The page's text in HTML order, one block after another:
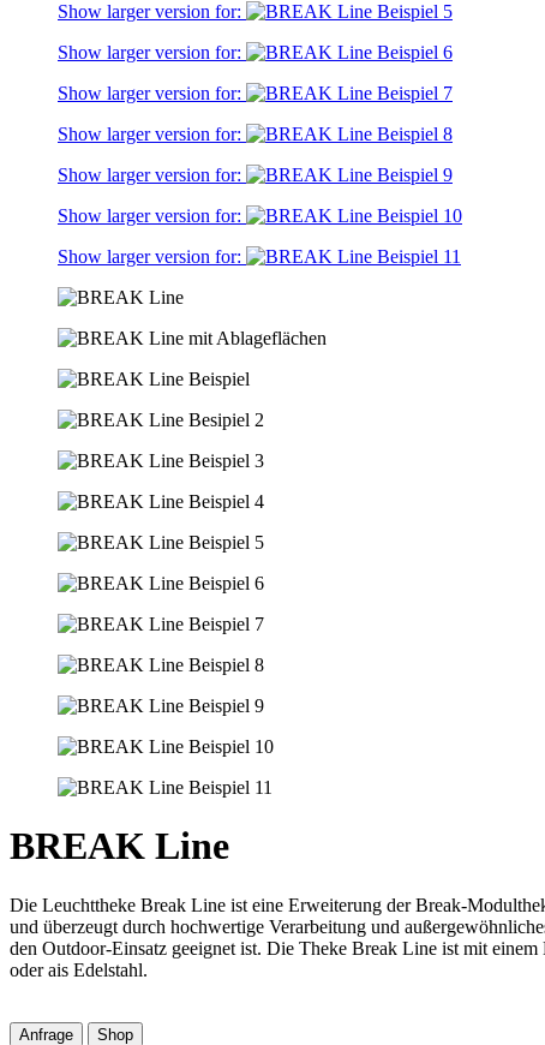
Show larger version for:
Show larger version for:
Show larger version for:
Show larger version for:
Show larger version for:
Show larger version for:
Show larger version for:
BREAK Line
Die Leuchttheke Break Line ist eine Erweiterung der Break-
und überzeugt durch hochwertige Verarbeitung und
den Outdoor-Einsatz geeignet ist. Die Theke Break Line ist mit einem
oder ais Edelstahl.
Anfrage Shop